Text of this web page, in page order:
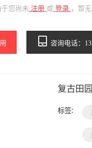
于您尚未 注册 或 登录 ，暂
咨询电话：
复古田
标签: